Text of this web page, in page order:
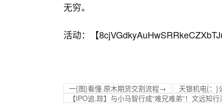
无穷。
活动：【
一{图}看懂.原木期货交割流程→
天银机电{：}
【IPO追.踪】与小马智行成“难兄难弟”！文远知